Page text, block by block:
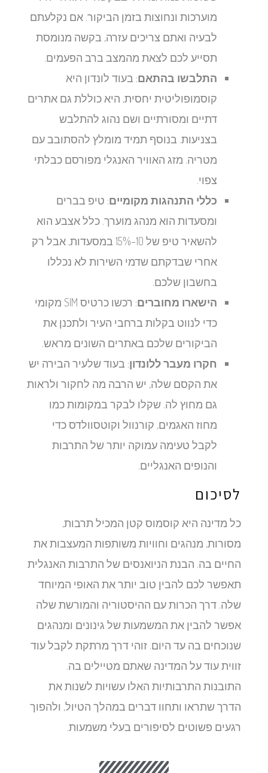
מוערכות ונחוצות בזמן הביקור. אם נקלעתם
לבעיה ואתם צריכים עזרה, בקשה מנומסת
תסייע לכם לצאת מהמצב ברב הפעמים.
התלבשו בהתאם: בעוד לונדון היא
קוסמופוליטית יחסית, היא כוללת גם אתרים
דתיים ומסורתיים ושם נהוג להתלבש
בצניעות. בנוסף תמיד מומלץ להסתובב עם
מטריה. מזג האוויר האנגלי מפורסם כבלתי
צפוי.
כללי התנהגות מקומיים: טיפ בברים
ומסעדות הוא מנהג מוערך. כלל אצבע הוא
להשאיר טיפ של 10–15% במסעדות, אבל רק
אחרי שבדקתם שדמי השירות לא נכללו
בחשבון שלכם.
הישארו מחוברים
: רכשו כרטיס SIM מקומי
כדי לנווט בקלות ברחבי העיר ולתכנן את
הביקורים שלכם באתרים השונים מראש.
חקרו מעבר ללונדון: בעוד שלעיר הבירה יש
את הקסם שלה, יש הרבה מה לחקור ולראות
גם מחוץ לה. שקלו לבקר במקומות כמו
מחוז האגמים, קורנוול וקוטסוולדס כדי
לקבל טעימה עמוקה יותר של התרבות
והנופים האנגליים.
לסיכום
כל מדינה היא קוסמוס קטן המכיל תרבות,
מסורות, מנהגים וחוויות משותפות המעצבות את
החיים בה. הבנת הניואנסים של התרבות האנגלית
תאפשר לכם להבין טוב יותר את האופי המיוחד
שלה. דרך הכרות עם ההיסטוריה והמורשת שלה
אפשר להבין את המשמעות של גינונים ומנהגים
שנוכחים בה עד היום. זוהי דרך מרתקת לקבל עוד
זווית עוד על המדינה שאתם מטיילים בה.
התובנות התרבותיות האלו עשויות לשנות את
הדרך שתראו ותחוו דברים במהלך הטיול, ולהפוך
רגעים פשוטים לסיפורים בעלי משמעות.